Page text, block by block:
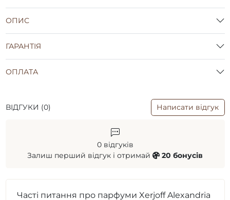
ОПИС
ГАРАНТІЯ
ОПЛАТА
0 відгуків
Залиш перший відгук і отримай
20 бонусів
ВІДГУКИ (0) Написати відгук
Часті питання про парфуми Xerjoff Alexandria